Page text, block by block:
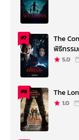
#7
The
พิธีกรร
5.0
#8 The
1.0